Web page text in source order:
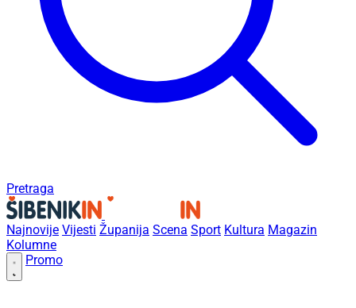
Pretraga
Najnovije Vijesti Županija Scena Sport Kultura Magazin
Kolumne
Promo